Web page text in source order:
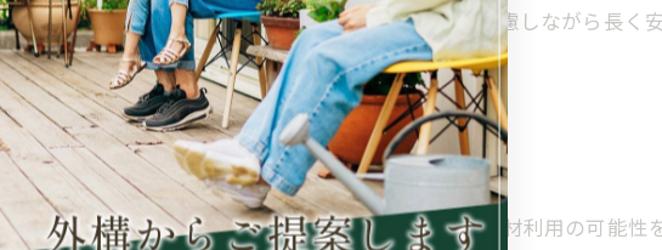
る木材利用の新たなスタンダードとなり、環境を配慮しながら長く
らし
木材が抱える問題点を解決するとともに、新しい木材利用の可能性